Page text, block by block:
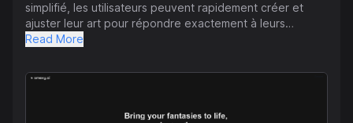
simplifié, les utilisateurs peuvent rapidement créer et
ajuster leur art pour répondre exactement à leurs
besoins. Smexy AI offre des modèles de qualité leader
garantissant une expérience de haute qualité.
à révolutionner la manière dont les utilisateurs
Read More